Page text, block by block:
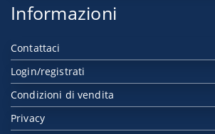
Informazioni
Contattaci
Login/registrati
Condizioni di vendita
Privacy